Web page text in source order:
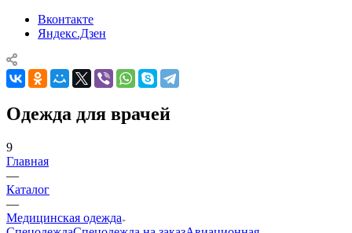
Вконтакте
Яндекс.Дзен
Одежда для врачей
9
Главная
—
Каталог
—
Медицинская одежда